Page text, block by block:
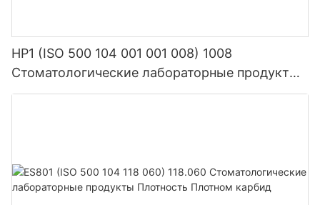
HP1 (ISO 500 104 001 001 008) 1008
Стоматологические лабораторные продукты
зубной карбид оборудование драгоценного